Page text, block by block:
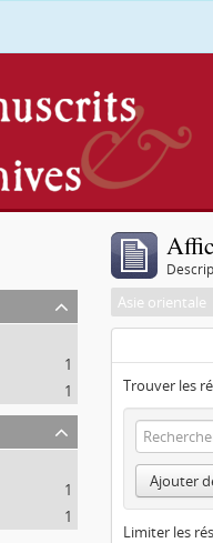
1
1
1
1
Asie orientale
Trouver les
Ajouter
Limiter les